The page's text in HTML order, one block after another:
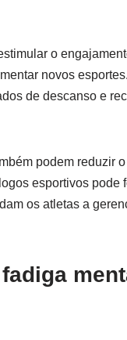
o
novos
de descanso e
podem reduzir
esportivos pode
os atletas a